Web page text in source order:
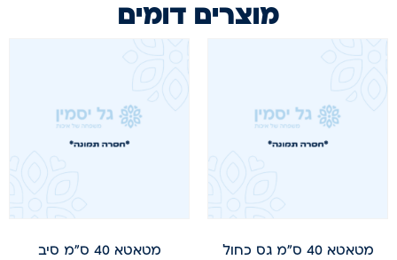
מוצרים דומים
מטאטא 40 ס"מ גס כחול
מטאטא 40 ס"מ סיב